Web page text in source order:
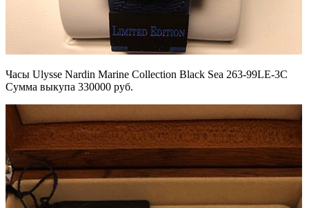
Часы Ulysse Nardin Marine Collection Black Sea 263-99LE-3C
Сумма выкупа 330000 руб.